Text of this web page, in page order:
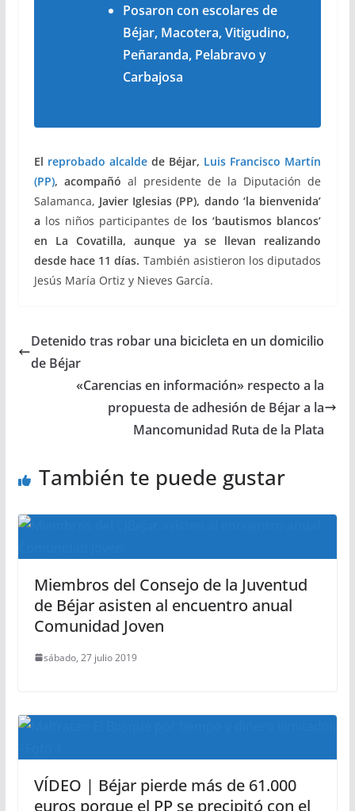
Posaron con escolares de
Béjar, Macotera, Vitigudino,
Peñaranda, Pelabravo y
Carbajosa
El reprobado alcaldede Béjar, Luis Francisco Martín
(PP), acompañó al presidente de la Diputación de
Salamanca, Javier Iglesias (PP), dando ‘la bienvenida’
a los niños participantes de los ‘bautismos blancos’
en La Covatilla, aunque ya se llevan realizando
desde hace 11 días. También asistieron los diputados
Jesús María Ortiz y Nieves García.
Detenido tras robar una bicicleta en un domicilio
de Béjar
«Carencias en información» respecto a la
propuesta de adhesión de Béjar a la
Mancomunidad Ruta de la Plata
También te puede gustar
Miembros del Consejo de la Juventud
de Béjar asisten al encuentro anual
Comunidad Joven
sábado, 27 julio 2019
VÍDEO | Béjar pierde más de 61.000
euros porque el PP se precipitó con el